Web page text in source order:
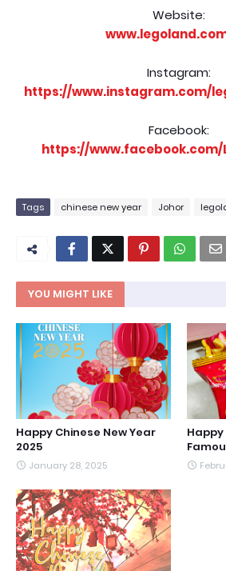
Website:
Instagram:
https://www.instagram.com/
Facebook:
https://www.facebook.com/
Tags chinese new year Johor
YOU MIGHT LIKE
Happy Chinese New Year
2025
January 28, 2025